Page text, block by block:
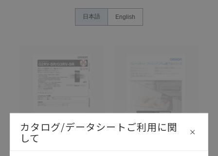
ン事例は参考用ですので、ご採用に際しては機器・装
置の機能や安全性をご確認のうえご使用ください。・
記載されているサービス内容や連絡先等は作成当時の
ものであり、変更・改定させていただいている可能性
え、ご用命下さいますようお願いいたします。
日本語 English
カタログ/データシートご利用に関
して